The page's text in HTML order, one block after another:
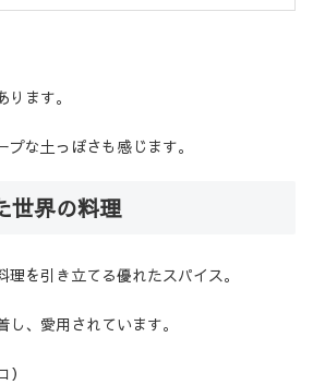
ます。
な土っぽさも感じます。
世界の料理
を引き立てる優れたスパイス。
、愛用されています。